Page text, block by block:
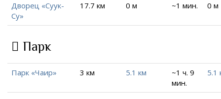
Дворец «Суук-
Су»
17.7 км 0 м ~1 мин. 0 м
Парк
Парк «Чаир» 3 км 5.1 км
~1 ч. 9
мин.
5.1